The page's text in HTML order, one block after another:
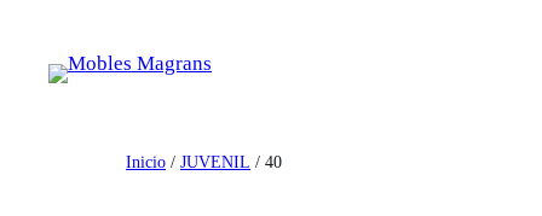
contenido
Inicio / JUVENIL / 40